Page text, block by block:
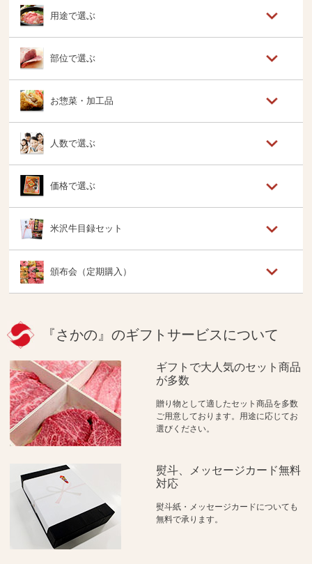
用途で選ぶ
部位で選ぶ
お惣菜・加工品
人数で選ぶ
価格で選ぶ
米沢牛目録セット
頒布会（定期購入）
『さかの』のギフトサービスについて
ギフトで大人気のセット商品
が多数
贈り物として適したセット商品を多数
ご用意しております。用途に応じてお
選びください。
熨斗、メッセージカード無料
対応
熨斗紙・メッセージカードについても
無料で承ります。